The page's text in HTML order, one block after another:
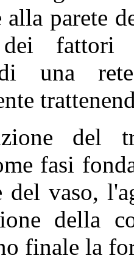
parete
dei fattori
di una
del
fasi
del vaso,
della
finale la